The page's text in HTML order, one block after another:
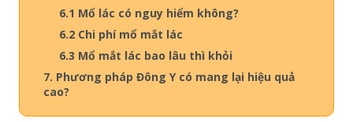
6.1 Mổ lác có nguy hiểm không?
6.2 Chi phí mổ mắt lác
6.3 Mổ mắt lác bao lâu thì khỏi
7. Phương pháp Đông Y có mang lại hiệu quả
cao?